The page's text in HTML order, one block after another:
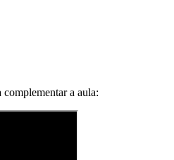
a aula: